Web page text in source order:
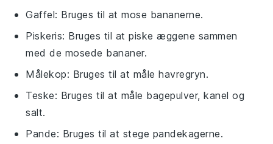
Gaffel: Bruges til at mose bananerne.
Piskeris: Bruges til at piske æggene sammen
med de mosede bananer.
Målekop: Bruges til at måle havregryn.
Teske: Bruges til at måle bagepulver, kanel og
salt.
Pande: Bruges til at stege pandekagerne.